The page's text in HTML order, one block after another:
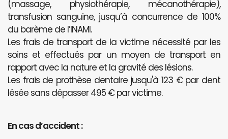
(massage, physiothérapie, mécanothérapie),
transfusion sanguine, jusqu’à concurrence de 100%
du barème de l’INAMI.
Les frais de transport de la victime nécessité par les
soins et effectués par un moyen de transport en
rapport avec la nature et la gravité des lésions.
Les frais de prothèse dentaire jusqu'à 123 € par dent
lésée sans dépasser 495 € par victime.
En cas d’accident :